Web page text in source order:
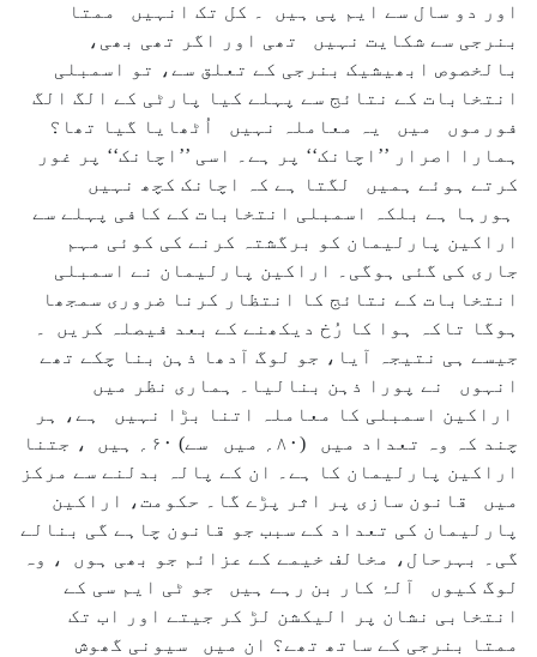
اور دو سال سے ایم پی ہیں ۔ کل تک انہیں ممتا
بنرجی سے شکایت نہیں تھی اور اگر تھی بھی،
بالخصوص ابھیشیک بنرجی کے تعلق سے، تو اسمبلی
انتخابات کے نتائج سے پہلے کیا پارٹی کے الگ الگ
فورموں میں یہ معاملہ نہیں اُٹھایا گیا تھا؟
ہمارا اصرار ’’اچانک‘‘ پر ہے۔ اسی ’’اچانک‘‘ پر غور
کرتے ہوئے ہمیں لگتا ہے کہ اچانک کچھ نہیں
ہورہا ہے بلکہ اسمبلی انتخابات کے کافی پہلے سے
اراکین پارلیمان کو برگشتہ کرنے کی کوئی مہم
جاری کی گئی ہوگی۔ اراکین پارلیمان نے اسمبلی
انتخابات کے نتائج کا انتظار کرنا ضروری سمجھا
ہوگا تاکہ ہوا کا رُخ دیکھنے کے بعد فیصلہ کریں ۔
جیسے ہی نتیجہ آیا، جو لوگ آدھا ذہن بنا چکے تھے
انہوں نے پورا ذہن بنالیا۔ ہماری نظر میں
اراکین اسمبلی کا معاملہ اتنا بڑا نہیں ہے، ہر
چند کہ وہ تعداد میں (۸۰؍ میں سے) ۶۰؍ ہیں ، جتنا
اراکین پارلیمان کا ہے۔ ان کے پالہ بدلنے سے مرکز
میں قانون سازی پر اثر پڑے گا۔ حکومت، اراکین
پارلیمان کی تعداد کے سبب جو قانون چاہے گی بنالے
گی۔ بہرحال، مخالف خیمے کے عزائم جو بھی ہوں ، وہ
لوگ کیوں آلۂ کار بن رہے ہیں جو ٹی ایم سی کے
انتخابی نشان پر الیکشن لڑ کر جیتے اور اب تک
ممتا بنرجی کے ساتھ تھے؟ ان میں سیونی گھوش